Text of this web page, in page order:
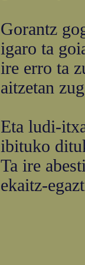
Gorantz
igaro ta
ire erro ta
aitzetan
Eta ludi-
ibituko
Ta ire
ekaitz-